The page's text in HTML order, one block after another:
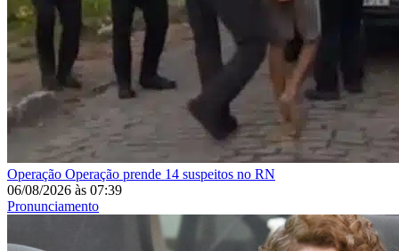
Operação Operação prende 14 suspeitos no RN
06/08/2026 às 07:39
Pronunciamento